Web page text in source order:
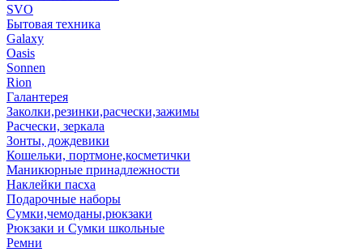
SVO
Бытовая техника
Galaxy
Oasis
Sonnen
Rion
Галантерея
Заколки,резинки,расчески,зажимы
Расчески, зеркала
Зонты, дождевики
Кошельки, портмоне,косметички
Маникюрные принадлежности
Наклейки пасха
Подарочные наборы
Сумки,чемоданы,рюкзаки
Рюкзаки и Сумки школьные
Ремни